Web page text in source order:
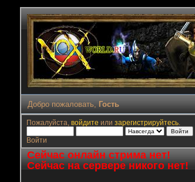
Добро пожаловать, Гость
Пожалуйста, войдите или зарегистрируйтесь.
Войти
Сейчас онлайн стрима нет!
Сейчас на сервере никого нет!